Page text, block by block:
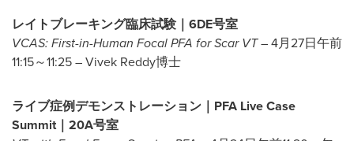
レイトブレーキング臨床試験｜ 6DE号室
VCAS: First-in-Human Focal PFA for Scar VT– 4月27日午前
11:15～11:25 – Vivek Reddy博士
ライブ症例デモンストレーション｜ PFA Live Case
Summit｜ 20A号室